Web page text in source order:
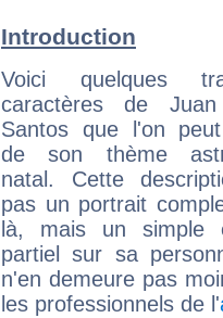
Introduction
Voici quelques
caractères de
Santos que l'on
de son thème
natal. Cette
pas un portrait
là, mais un simple
partiel sur sa
n'en demeure pas
les professionnels de l'